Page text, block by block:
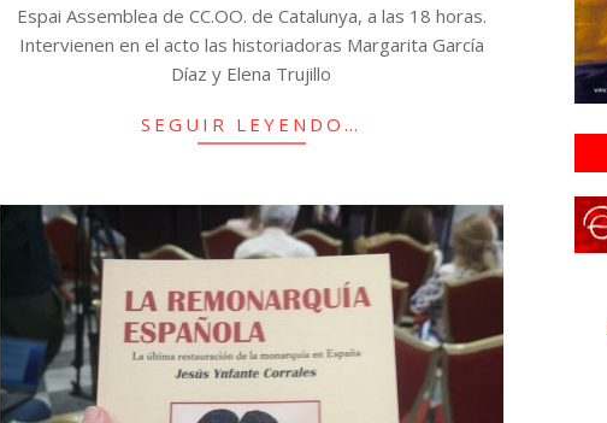
Espai Assemblea de CC.OO. de Catalunya, a las 18 horas.
Intervienen en el acto las historiadoras Margarita García
Díaz y Elena Trujillo
SEGUIR LEYENDO…